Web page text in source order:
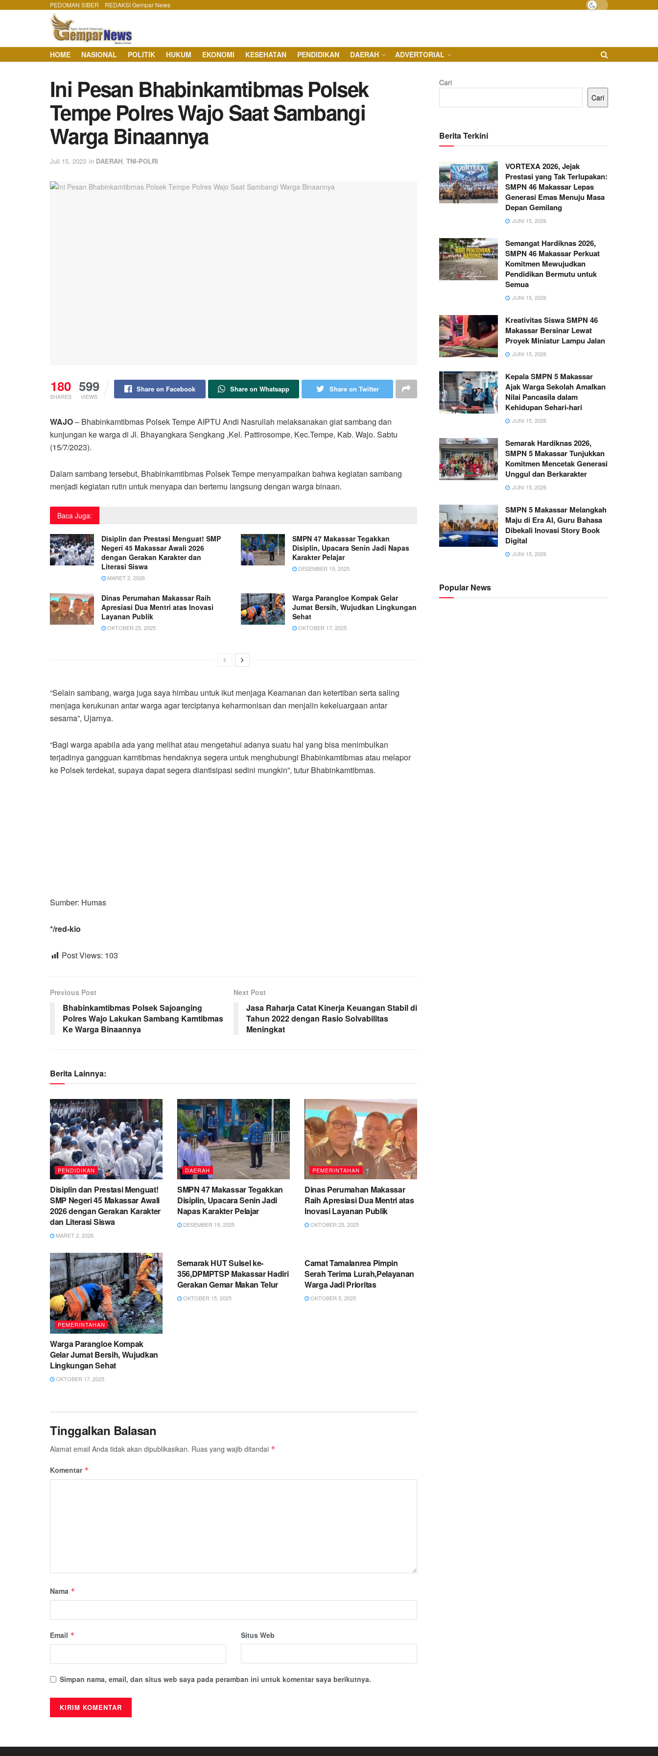
PEDOMAN SIBER REDAKSI Gempar News
HOME NASIONAL POLITIK HUKUM EKONOMI KESEHATAN PENDIDIKAN DAERAH ADVERTORIAL
Ini Pesan Bhabinkamtibmas Polsek
Tempe Polres Wajo Saat Sambangi
Warga Binaannya
Juli 15, 2023 in DAERAH, TNI-POLRI
180
SHARES
599
VIEWS
Share on Facebook Share on Whatsapp Share on Twitter
WAJO– Bhabinkamtibmas Polsek Tempe AIPTU Andi Nasrullah melaksanakan giat sambang dan
kunjungan ke warga di Jl. Bhayangkara Sengkang ,Kel. Pattirosompe, Kec.Tempe, Kab. Wajo. Sabtu
(15/7/2023).
Dalam sambang tersebut, Bhabinkamtibmas Polsek Tempe menyampaikan bahwa kegiatan sambang
menjadi kegiatan rutin untuk menyapa dan bertemu langsung dengan warga binaan.
Baca Juga:
Disiplin dan Prestasi Menguat! SMP
Negeri 45 Makassar Awali 2026
dengan Gerakan Karakter dan
Literasi Siswa
MARET 2, 2026
SMPN 47 Makassar Tegakkan
Disiplin, Upacara Senin Jadi Napas
Karakter Pelajar
DESEMBER 19, 2025
Dinas Perumahan Makassar Raih
Apresiasi Dua Mentri atas Inovasi
Layanan Publik
OKTOBER 25, 2025
Warga Parangloe Kompak Gelar
Jumat Bersih, Wujudkan Lingkungan
Sehat
OKTOBER 17, 2025
“Selain sambang, warga juga saya himbau untuk ikut menjaga Keamanan dan ketertiban serta saling
menjaga kerukunan antar warga agar terciptanya keharmonisan dan menjalin kekeluargaan antar
sesama”, Ujarnya.
“Bagi warga apabila ada yang melihat atau mengetahui adanya suatu hal yang bisa menimbulkan
terjadinya gangguan kamtibmas hendaknya segera untuk menghubungi Bhabinkamtibmas atau melapor
ke Polsek terdekat, supaya dapat segera diantisipasi sedini mungkin”, tutur Bhabinkamtibmas.
Sumber: Humas
*/red-kio
Post Views: 103
Previous Post
Bhabinkamtibmas Polsek Sajoanging
Polres Wajo Lakukan Sambang Kamtibmas
Ke Warga Binaannya
Next Post
Jasa Raharja Catat Kinerja Keuangan Stabil di
Tahun 2022 dengan Rasio Solvabilitas
Meningkat
Berita Lainnya:
PENDIDIKAN
Disiplin dan Prestasi Menguat!
SMP Negeri 45 Makassar Awali
2026 dengan Gerakan Karakter
dan Literasi Siswa
MARET 2, 2026
DAERAH
SMPN 47 Makassar Tegakkan
Disiplin, Upacara Senin Jadi
Napas Karakter Pelajar
DESEMBER 19, 2025
PEMERINTAHAN
Dinas Perumahan Makassar
Raih Apresiasi Dua Mentri atas
Inovasi Layanan Publik
OKTOBER 25, 2025
PEMERINTAHAN
Warga Parangloe Kompak
Gelar Jumat Bersih, Wujudkan
Lingkungan Sehat
OKTOBER 17, 2025
Semarak HUT Sulsel ke-
356,DPMPTSP Makassar Hadiri
Gerakan Gemar Makan Telur
OKTOBER 15, 2025
Camat Tamalanrea Pimpin
Serah Terima Lurah,Pelayanan
Warga Jadi Prioritas
OKTOBER 5, 2025
Tinggalkan Balasan
Alamat email Anda tidak akan dipublikasikan. Ruas yang wajib ditandai *
Komentar *
Nama *
Email * Situs Web
Simpan nama, email, dan situs web saya pada peramban ini untuk komentar saya berikutnya.
Cari
Cari
Berita Terkini
VORTEXA 2026, Jejak
Prestasi yang Tak Terlupakan:
SMPN 46 Makassar Lepas
Generasi Emas Menuju Masa
Depan Gemilang
JUNI 15, 2026
Semangat Hardiknas 2026,
SMPN 46 Makassar Perkuat
Komitmen Mewujudkan
Pendidikan Bermutu untuk
Semua
JUNI 15, 2026
Kreativitas Siswa SMPN 46
Makassar Bersinar Lewat
Proyek Miniatur Lampu Jalan
JUNI 15, 2026
Kepala SMPN 5 Makassar
Ajak Warga Sekolah Amalkan
Nilai Pancasila dalam
Kehidupan Sehari-hari
JUNI 15, 2026
Semarak Hardiknas 2026,
SMPN 5 Makassar Tunjukkan
Komitmen Mencetak Generasi
Unggul dan Berkarakter
JUNI 15, 2026
SMPN 5 Makassar Melangkah
Maju di Era AI, Guru Bahasa
Dibekali Inovasi Story Book
Digital
JUNI 15, 2026
Popular News